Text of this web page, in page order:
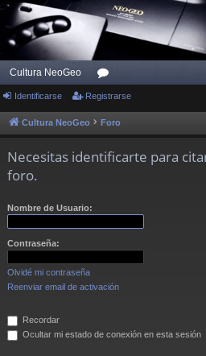
Cultura NeoGeo
or
os
Identificarse Registrarse
Cultura NeoGeo Foro
Necesitas identificarte para
foro.
Nombre de Usuario:
Contraseña:
Olvidé mi contraseña
Reenviar email de activación
Recordar
Ocultar mi estado de conexión en esta sesión